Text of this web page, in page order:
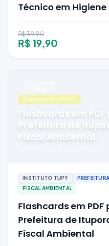
Técnico em Higiene
R$ 39,90
R$ 19,90
FLASHCARDS EM PDF
Flashcards em
Prefeitura de
Fiscal Ambiental
INSTITUTO TUPY
FISCAL AMBIENTAL
Flashcards em
Prefeitura de
Fiscal Ambiental